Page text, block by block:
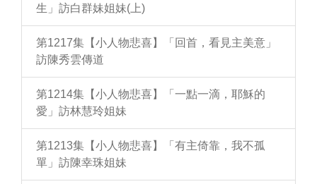
生」訪白群妹姐妹(上)
第1217集【小人物悲喜】「回首，看見主美意」
訪陳秀雲傳道
第1214集【小人物悲喜】「一點一滴，耶穌的
愛」訪林慧玲姐妹
第1213集【小人物悲喜】「有主倚靠，我不孤
單」訪陳幸珠姐妹